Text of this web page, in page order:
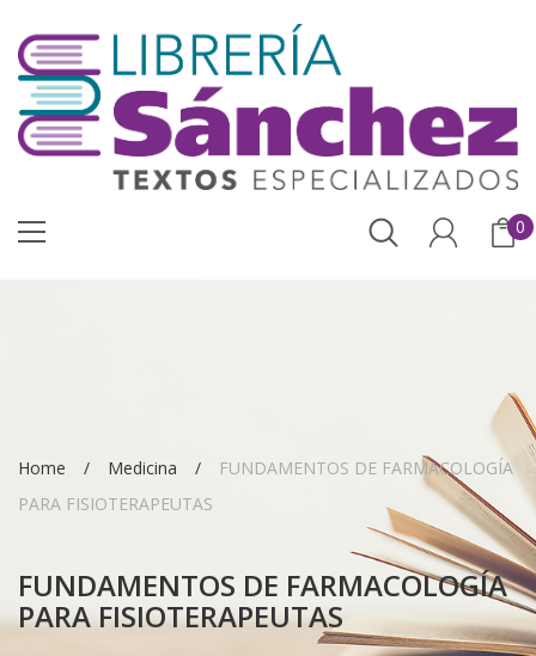
0
Home Medicina
FUNDAMENTOS DE FARMACOLOGÍA
PARA FISIOTERAPEUTAS
FUNDAMENTOS DE FARMACOLOGÍA
PARA FISIOTERAPEUTAS